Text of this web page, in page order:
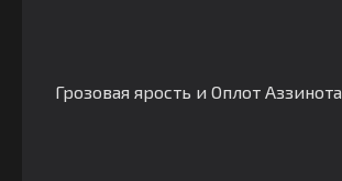
Грозовая ярость и Оплот Аззинота